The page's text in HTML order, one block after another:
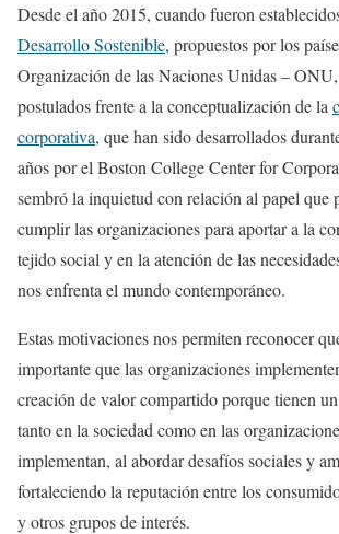
Desde el año 2015, cuando fueron
Desarrollo Sostenible, propuestos por los
Organización de las Naciones Unidas –
postulados frente a la conceptualización de la
corporativa, que han sido desarrollados
años por el Boston College Center for
sembró la inquietud con relación al papel que
cumplir las organizaciones para aportar a la
tejido social y en la atención de las
nos enfrenta el mundo contemporáneo.
Estas motivaciones nos permiten reconocer
importante que las organizaciones
creación de valor compartido porque tienen
tanto en la sociedad como en las
implementan, al abordar desafíos sociales y
fortaleciendo la reputación entre los
y otros grupos de interés.